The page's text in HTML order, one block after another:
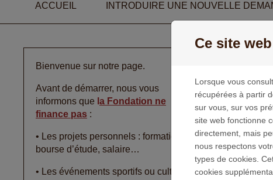
ACCUEIL
INTRODUIRE UNE NOUVELLE
Bienvenue sur notre page.
Avant de démarrer, nous vous
informons que a Fondation ne
finance pas :
• Les projets personnels : formation,
bourse d’étude, salaire…
• Les événements sportifs ou culturels
Si
Ce site
Lorsque vous
récupérées à partir
sur vous, sur vos
site web fonctionne
directement, mais
nous respectons
types de cookies.
cookies